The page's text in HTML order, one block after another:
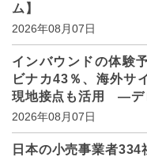
ム】
2026年08月07日
インバウンドの体験
ビナカ43％、海外サ
現地接点も活用 ―デ
2026年08月07日
日本の小売事業者